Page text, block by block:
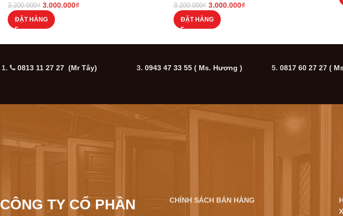
3.200.000₫ 3.000.000₫
ĐẶT HÀNG
3.200.000₫ 3.000.000₫
ĐẶT HÀNG
1. 0813 11 27 27 (Mr Tây) 3. 0943 47 33 55( Ms. Hương ) 5. 0817 60 27 27(
CÔNG TY CỔ PHẦN
CHÍNH SÁCH BÁN HÀNG